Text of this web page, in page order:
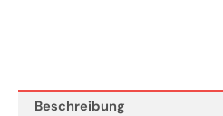
Größe
Beschreibung